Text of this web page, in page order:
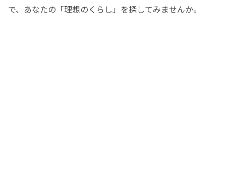
で、あなたの「理想のくらし」を探してみませんか。